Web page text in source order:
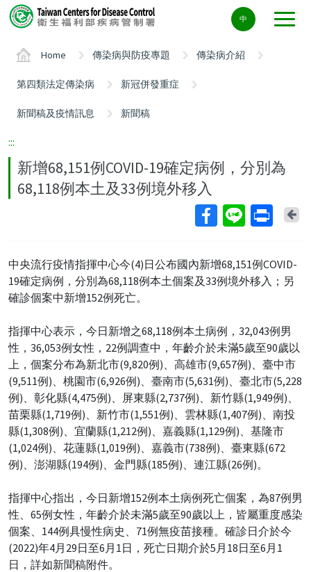
Center
block
中
Home 傳染病與防疫專題 傳染病介紹
第四類法定傳染病 新冠併發重症
新聞稿及疫情訊息 新聞稿
:::
新增68,151例COVID-19確定病例，分別為
68,118例本土及33例境外移入
中央流行疫情指揮中心今(4)日公布國內新增68,151例COVID-
19確定病例，分別為68,118例本土個案及33例境外移入；另
確診個案中新增152例死亡。
指揮中心表示，今日新增之68,118例本土病例，32,043例男
性，36,053例女性，22例調查中，年齡介於未滿5歲至90歲以
上，個案分布為新北市(9,820例)、高雄市(9,657例)、臺中市
(9,511例)、桃園市(6,926例)、臺南市(5,631例)、臺北市(5,228
例)、彰化縣(4,475例)、屏東縣(2,737例)、新竹縣(1,949例)、
苗栗縣(1,719例)、新竹市(1,551例)、雲林縣(1,407例)、南投
縣(1,308例)、宜蘭縣(1,212例)、嘉義縣(1,129例)、基隆市
(1,024例)、花蓮縣(1,019例)、嘉義市(738例)、臺東縣(672
例)、澎湖縣(194例)、金門縣(185例)、連江縣(26例)。
指揮中心指出，今日新增152例本土病例死亡個案，為87例男
性、65例女性，年齡介於未滿5歲至90歲以上，皆屬重度感染
個案、144例具慢性病史、71例無疫苗接種。確診日介於今
(2022)年4月29日至6月1日，死亡日期介於5月18日至6月1
日，詳如新聞稿附件。